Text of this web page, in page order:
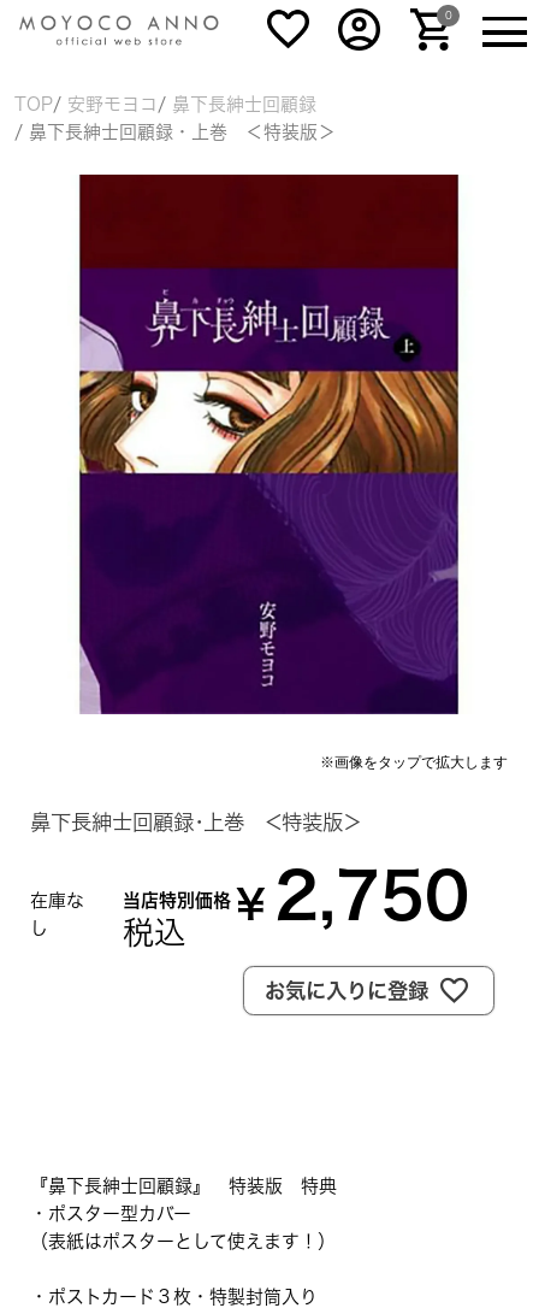
0
TOP 安野モヨコ
鼻下長紳士回顧録
鼻下長紳士回顧録・上巻 ＜特装版＞
鼻下長紳士回顧録・上巻 ＜特装版＞
在庫な
し
当店特別価格 ¥ 2,750
税込
お気に入りに登録
『鼻下長紳士回顧録』 特装版 特典
・ポスター型カバー
（表紙はポスターとして使えます！）
・ポストカード３枚・特製封筒入り